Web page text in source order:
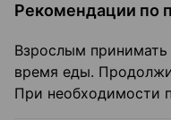
Рекомендации по
Взрослым принимать
время еды.
При необходимости